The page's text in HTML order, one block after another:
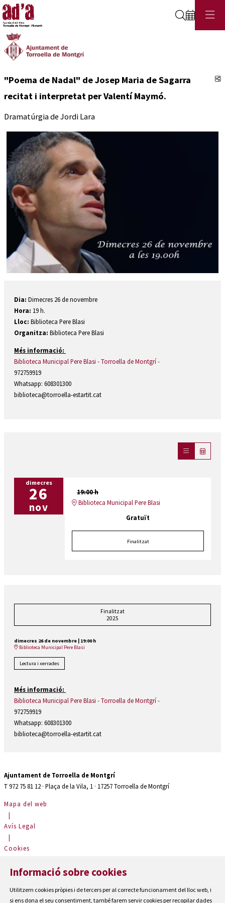
Cerca
"Poema de Nadal" de Josep Maria de Sagarra
recitat i interpretat per Valentí Maymó.
Dramatúrgia de Jordi Lara
Dia: Dimecres 26 de novembre
Hora: 19 h.
Lloc: Biblioteca Pere Blasi
Organitza: Biblioteca Pere Blasi
Més informació:
Biblioteca Municipal Pere Blasi - Torroella de Montgrí -
972759919
Whatsapp: 608301300
biblioteca@torroella-estartit.cat
dimecres
26
nov
19:00 h
Biblioteca Municipal Pere Blasi
Gratuït
Finalitzat
Finalitzat
2025
dimecres 26 de novembre
19:00 h
Biblioteca Municipal Pere Blasi
Lectura i xerrades
Més informació:
Biblioteca Municipal Pere Blasi - Torroella de Montgrí -
972759919
Whatsapp: 608301300
biblioteca@torroella-estartit.cat
Ajuntament de Torroella de Montgrí
T 972 75 81 12 · Plaça de la Vila, 1 · 17257 Torroella de Montgrí
Mapa del web
|
Avís Legal
|
Cookies
Contactar
Accessibilitat
Informació sobre cookies
Utilitzem cookies pròpies i de tercers per al correcte funcionament del lloc web, i
si ens dona el seu consentiment, també farem servir cookies per recopilar dades